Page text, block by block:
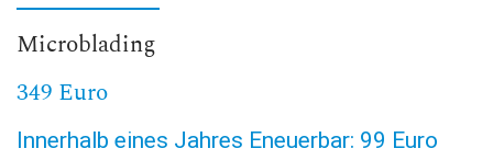
Microblading
349 Euro
Innerhalb eines Jahres Eneuerbar: 99 Euro